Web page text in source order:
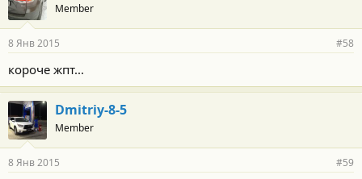
Member
8 Янв 2015 #58
короче жпт...
Dmitriy-8-5
Member
8 Янв 2015 #59